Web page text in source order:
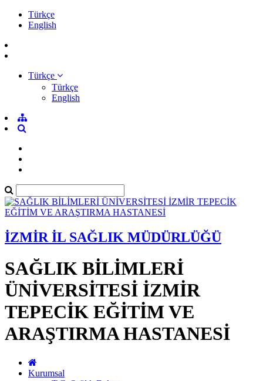
Türkçe
English
Türkçe
Türkçe
English
İZMİR İL SAĞLIK MÜDÜRLÜĞÜ
SAĞLIK BİLİMLERİ
ÜNİVERSİTESİ İZMİR
TEPECİK EĞİTİM VE
ARAŞTIRMA HASTANESİ
Kurumsal